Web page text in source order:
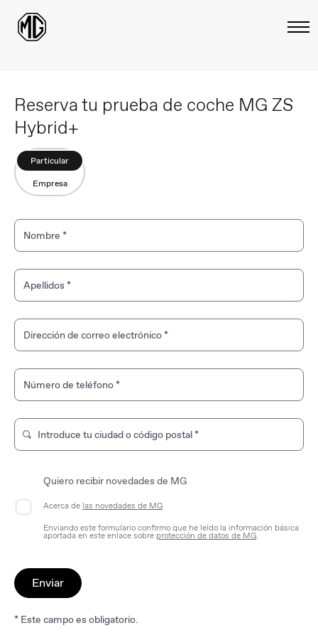
Reserva tu prueba de coche MG ZS
Hybrid+
Particular
Empresa
Nombre *
Apellidos *
Dirección de correo electrónico*
Número de teléfono*
Escriba para buscar una tienda de marca. Use las teclas
Introduce tu ciudad o código postal*
Quiero recibir novedades de MG
Acerca de las novedades de MG
Enviando este formulario confirmo que he leído la información básica
aportada en este enlace sobre protección de datos de MG.
Enviar
* Este campo es obligatorio.